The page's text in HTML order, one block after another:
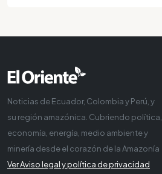
Noticias de Ecuador, Colombia y Perú, y
su región amazónica. Cubriendo política,
economía, energía, medio ambiente y
minería desde el corazón de la Amazonía
Ver Aviso legal y política de privacidad